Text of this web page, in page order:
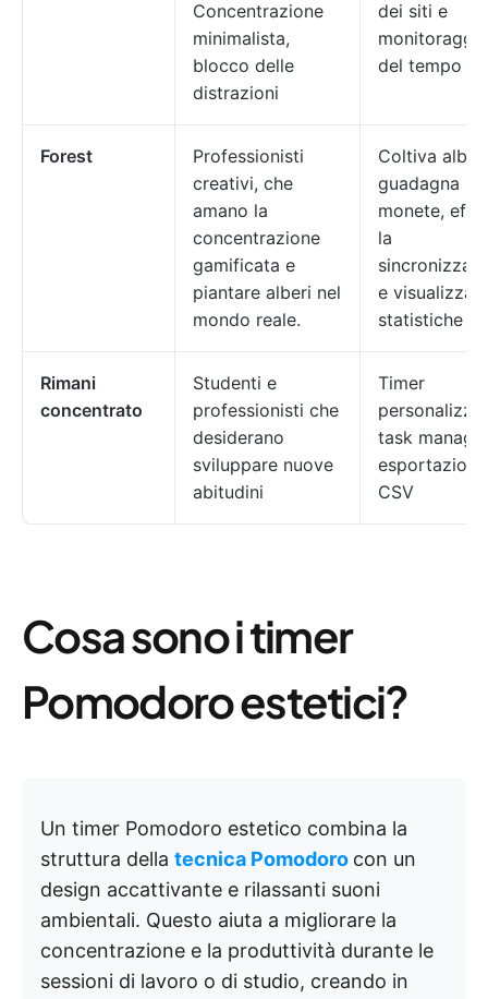
Concentrazione
minimalista,
blocco delle
distrazioni
dei siti e
monitoraggio
del tempo
Forest
Professionisti
creativi, che
amano la
concentrazione
gamificata e
piantare alberi nel
mondo reale.
Coltiva
guadagna
monete,
la
e visualizza
statistiche
Rimani
concentrato
Studenti e
professionisti che
desiderano
sviluppare nuove
abitudini
Timer
task
esportazione
CSV
Cosa sono i timer
Pomodoro estetici?
Un timer Pomodoro estetico combina la
struttura della tecnica Pomodoro con un
design accattivante e rilassanti suoni
ambientali. Questo aiuta a migliorare la
concentrazione e la produttività durante le
sessioni di lavoro o di studio, creando in